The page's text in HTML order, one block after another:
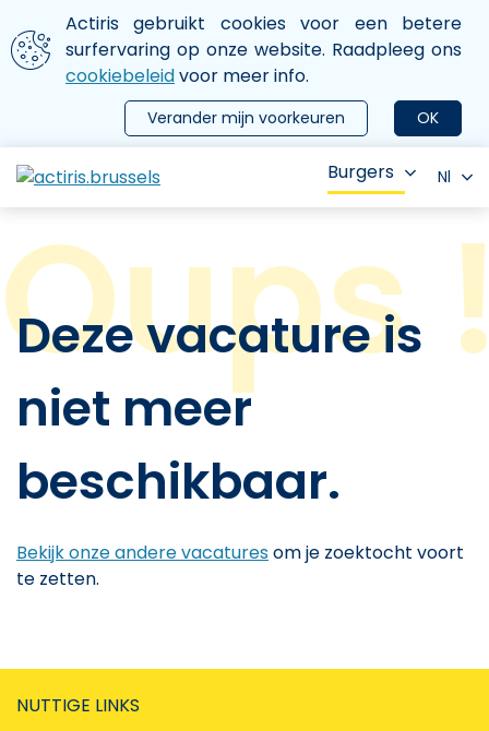
Aller au contenu principal
We gebruiken cookies
Actiris gebruikt cookies voor een betere
surfervaring op onze website. Raadpleeg ons
cookiebeleidvoor meer info.
OK
Verander mijn voorkeuren
le menu
Burgers Nl
Deze vacature is
niet meer
beschikbaar.
Bekijk onze andere vacaturesom je zoektocht voort
te zetten.
NUTTIGE LINKS